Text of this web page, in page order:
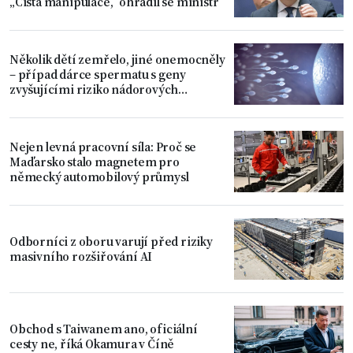
Několik dětí zemřelo, jiné onemocněly
– případ dárce spermatu s geny
zvyšujícími riziko nádorových
Nejen levná pracovní síla: Proč se
Maďarsko stalo magnetem pro
německý automobilový průmysl
Odborníci z oboru varují před riziky
masivního rozšiřování AI
Obchod s Taiwanem ano, oficiální
cesty ne, říká Okamura v Číně